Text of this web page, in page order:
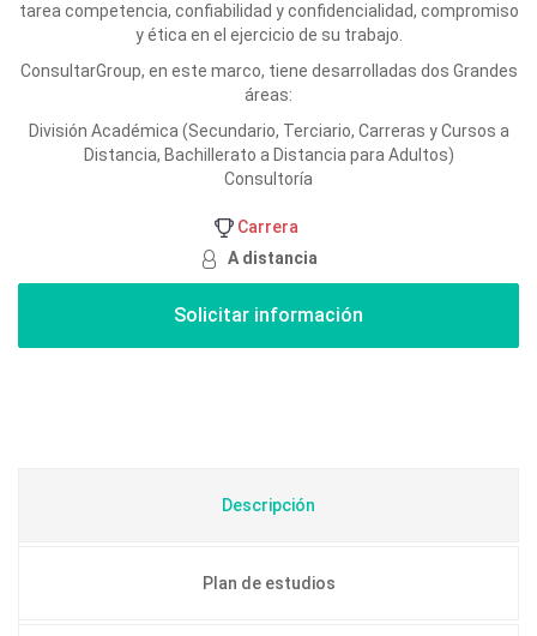
tarea competencia, confiabilidad y confidencialidad, compromiso
y ética en el ejercicio de su trabajo.
ConsultarGroup, en este marco, tiene desarrolladas dos Grandes
áreas:
División Académica (Secundario, Terciario, Carreras y Cursos a
Distancia, Bachillerato a Distancia para Adultos)
Consultoría
Carrera
A distancia
Descripción
Plan de estudios